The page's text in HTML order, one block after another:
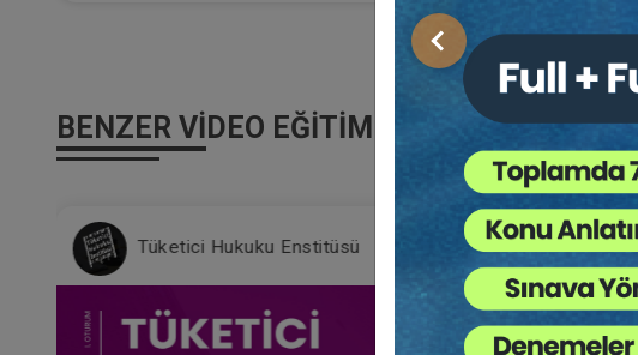
Önceki
BENZER VIDEO EĞITIMLER
Tüketici Hukuku Enstitüsü